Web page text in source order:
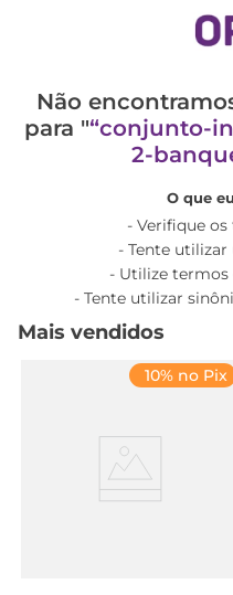
Não
para " conjunto-
2-
O que
Verifique
Tente utilizar
Utilize termos
Tente utilizar
Mais vendidos
10% no Pix